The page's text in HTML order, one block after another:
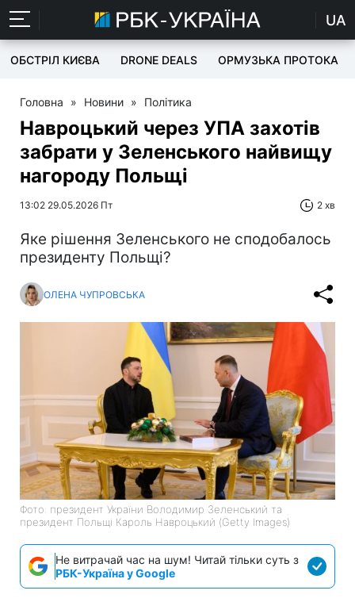
UA
ОБСТРІЛ КИЄВА DRONE DEALS ОРМУЗЬКА ПРОТОКА
Головна » Новини » Політика
Навроцький через УПА захотів
забрати у Зеленського найвищу
нагороду Польщі
13:02 29.05.2026 Пт 2 хв
Яке рішення Зеленського не сподобалось
президенту Польщі?
ОЛЕНА ЧУПРОВСЬКА
Фото: президент України Володимир Зеленський та
президент Польщі Кароль Навроцький (Getty Images)
Не витрачай час на шум! Читай тільки суть з
РБК-Україна у Google